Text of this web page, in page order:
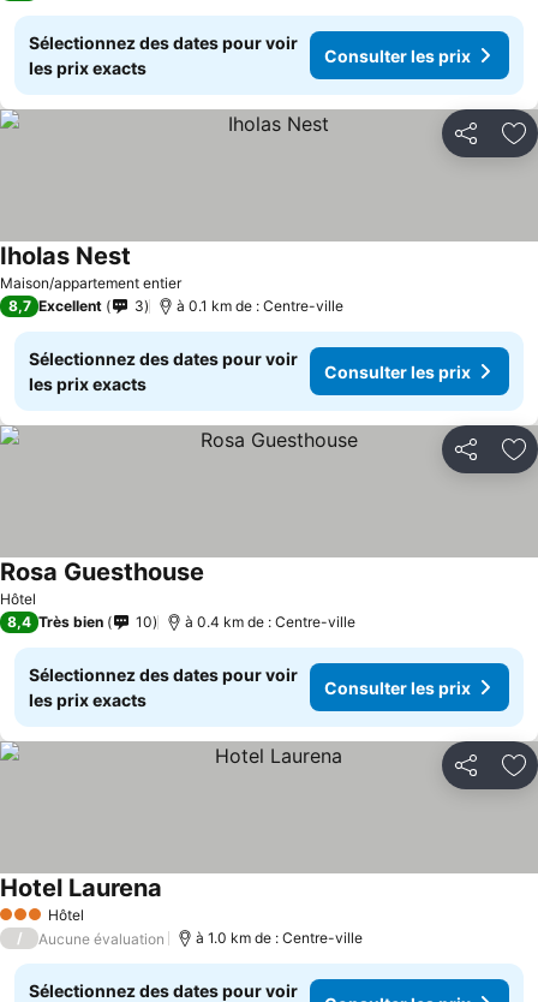
Sélectionnez des dates pour voir
les prix exacts
Consulter les prix
Partager
Maison/appartement entier
Iholas Nest
8,7 Excellent 3 à 0.1 km de : Centre-ville
Sélectionnez des dates pour voir
les prix exacts
Consulter les prix
Partager
Hôtel
Rosa Guesthouse
8,4 Très bien 10 à 0.4 km de : Centre-ville
Sélectionnez des dates pour voir
les prix exacts
Consulter les prix
Partager
3 ÉtoilesHôtel
Hotel Laurena
/ Aucune évaluation à 1.0 km de : Centre-ville
Sélectionnez des dates pour voir